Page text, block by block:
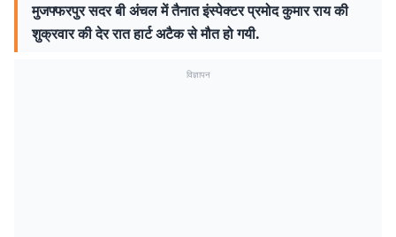
मुजफ्फरपुर सदर बी अंचल में तैनात इंस्पेक्टर प्रमोद कुमार राय की
शुक्रवार की देर रात हार्ट अटैक से मौत हो गयी.
विज्ञापन